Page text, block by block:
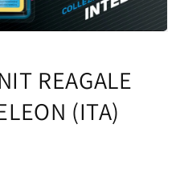
REAGALE
(ITA)